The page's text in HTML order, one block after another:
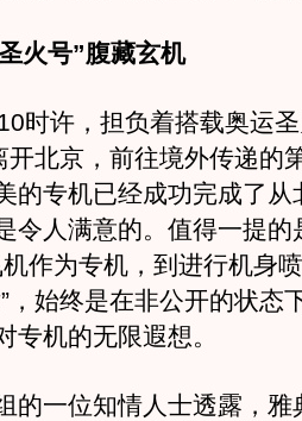
号”腹藏玄机
许，担负着搭载奥运圣
开北京，前往境外传递的
的专机已经成功完成了从
令人满意的。值得一提的
作为专机，到进行机身
，始终是在非公开的状态
专机的无限遐想。
一位知情人士透露，雅